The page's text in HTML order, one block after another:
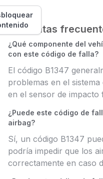
Preguntas
¿Qué componente del
con este código de falla?
El código B1347
problemas en el
en el sensor de
¿Puede este código de
airbag?
Sí, un código B1347
podría impedir que los
correctamente en caso